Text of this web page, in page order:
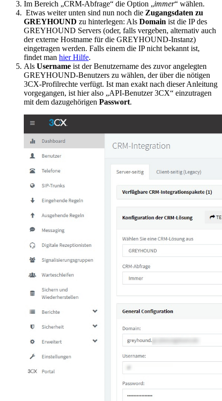
Im Bereich „CRM-Abfrage“ die Option „immer“ wählen.
Etwas weiter unten sind nun noch die Zugangsdaten zu
GREYHOUND zu hinterlegen: Als Domain ist die IP des
GREYHOUND Servers (oder, falls vergeben, alternativ auch
der externe Hostname für die GREYHOUND-Instanz)
eingetragen werden. Falls einem die IP nicht bekannt ist,
findet man hier Hilfe.
Als Username ist der Benutzername des zuvor angelegten
GREYHOUND-Benutzers zu wählen, der über die nötigen
3CX-Profilrechte verfügt. Ist man exakt nach dieser Anleitung
vorgegangen, ist hier also „API-Benutzer 3CX“ einzutragen
mit dem dazugehörigen Passwort.